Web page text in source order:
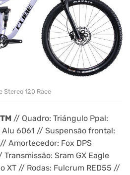
Stereo 120 Race
// Quadro: Triángulo Ppal:
Alu 6061 // Suspensão frontal:
Amortecedor: Fox DPS
Sram GX Eagle
XT // Rodas: Fulcrum RED55 //